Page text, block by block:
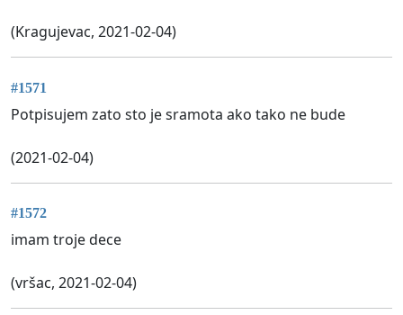
(Kragujevac, 2021-02-04)
#1571
Potpisujem zato sto je sramota ako tako ne bude
(2021-02-04)
#1572
imam troje dece
(vršac, 2021-02-04)